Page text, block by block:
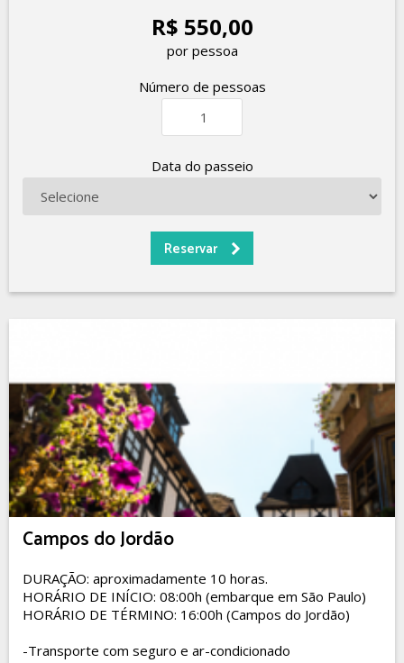
R$ 550,00
por pessoa
Número de pessoas
Data do passeio
Campos do Jordão
DURAÇÃO: aproximadamente 10 horas.
HORÁRIO DE INÍCIO: 08:00h (embarque em São Paulo)
HORÁRIO DE TÉRMINO: 16:00h (Campos do Jordão)
-Transporte com seguro e ar-condicionado